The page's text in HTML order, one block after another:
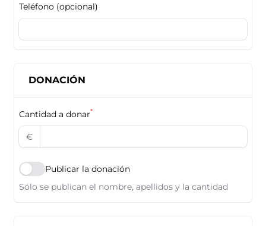
Teléfono (opcional)
DONACIÓN
Cantidad a donar*
€
Publicar la donación
Sólo se publican el nombre, apellidos y la cantidad